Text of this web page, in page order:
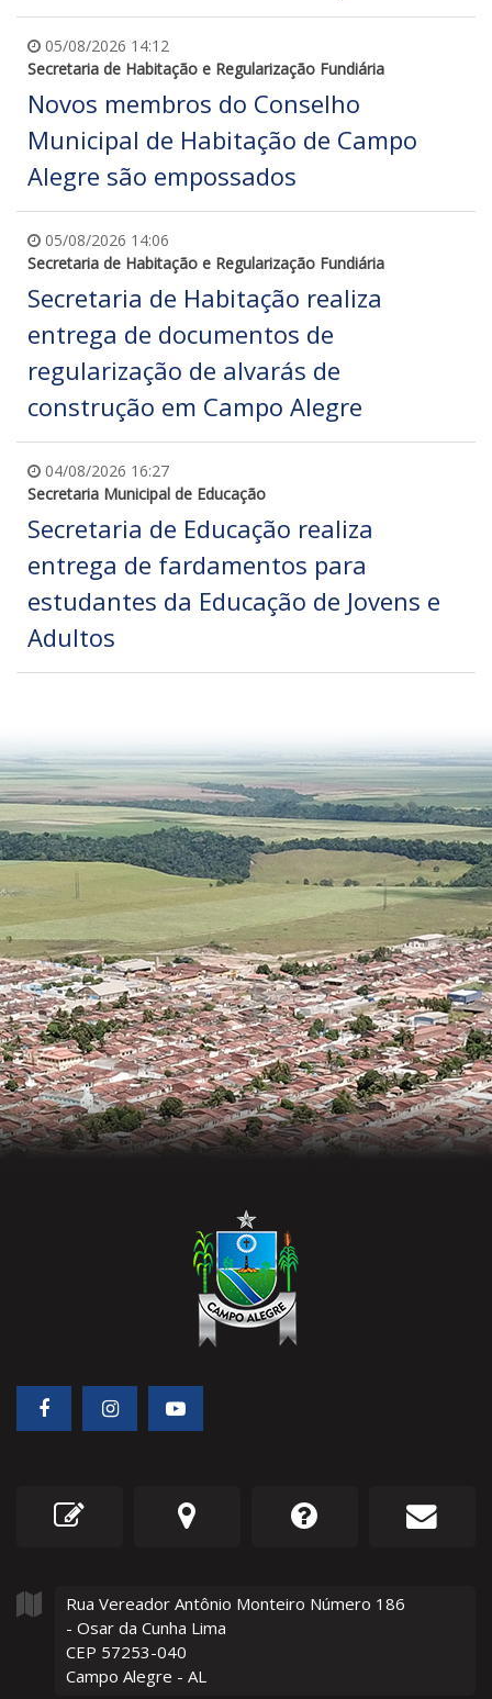
05/08/2026 14:12
Secretaria de Habitação e Regularização Fundiária
Novos membros do Conselho
Municipal de Habitação de Campo
Alegre são empossados
05/08/2026 14:06
Secretaria de Habitação e Regularização Fundiária
Secretaria de Habitação realiza
entrega de documentos de
regularização de alvarás de
construção em Campo Alegre
04/08/2026 16:27
Secretaria Municipal de Educação
Secretaria de Educação realiza
entrega de fardamentos para
estudantes da Educação de Jovens e
Adultos
Rua Vereador Antônio Monteiro Número 186
- Osar da Cunha Lima
CEP 57253-040
Campo Alegre - AL